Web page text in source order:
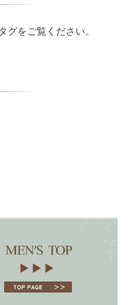
グをご覧ください。